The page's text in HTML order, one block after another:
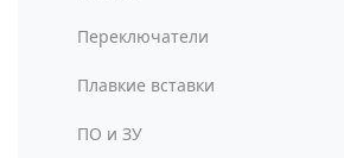
Переключатели
Плавкие вставки
ПО и ЗУ